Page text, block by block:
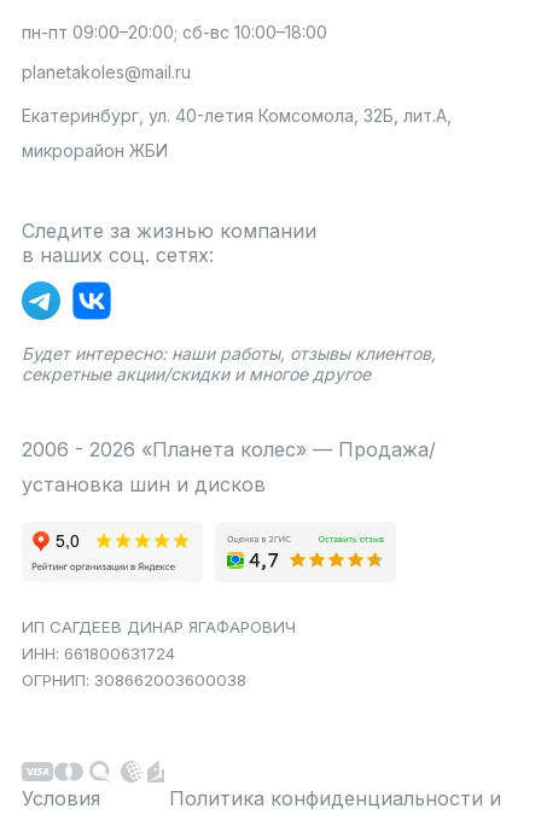
пн-пт 09:00–20:00; сб-вс 10:00–18:00
planetakoles@mail.ru
Екатеринбург, ул. 40-летия Комсомола, 32Б, лит.А,
микрорайон ЖБИ
Следите за жизнью компании
в наших соц. сетях:
Будет интересно: наши работы, отзывы клиентов,
секретные акции/скидки и многое другое
2006 - 2026 «Планета колес» — Продажа/
установка шин и дисков
ИП САГДЕЕВ ДИНАР ЯГАФАРОВИЧ
ИНН: 661800631724
ОГРНИП: 308662003600038
Условия
Политика конфиденциальности и